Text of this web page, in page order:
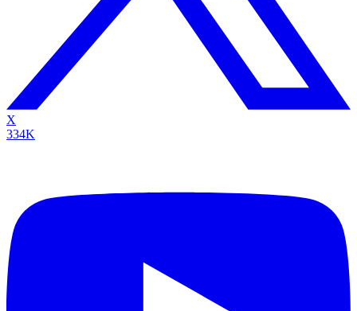
X
334K